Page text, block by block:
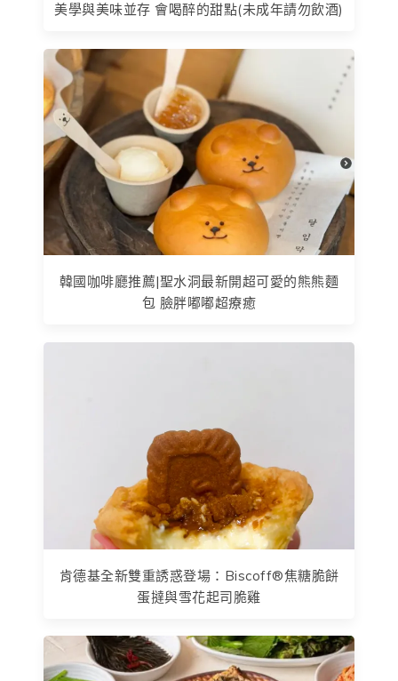
美學與美味並存 會喝醉的甜點(未成年請勿飲酒)
韓國咖啡廳推薦|聖水洞最新開超可愛的熊熊麵
包 臉胖嘟嘟超療癒
肯德基全新雙重誘惑登場：Biscoff®焦糖脆餅
蛋撻與雪花起司脆雞